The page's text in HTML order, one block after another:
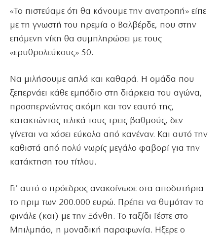
«Το πιστεύαμε ότι θα κάνουμε την ανατροπή» είπε
με τη γνωστή του ηρεμία ο Βαλβέρδε, που στην
επόμενη νίκη θα συμπληρώσει με τους
«ερυθρολεύκους» 50.
Να μιλήσουμε απλά και καθαρά. Η ομάδα που
ξεπερνάει κάθε εμπόδιο στη διάρκεια του αγώνα,
προσπερνώντας ακόμη και τον εαυτό της,
κατακτώντας τελικά τους τρεις βαθμούς, δεν
γίνεται να χάσει εύκολα από κανέναν. Και αυτό την
καθιστά από πολύ νωρίς μεγάλο φαβορί για την
κατάκτηση του τίτλου.
Γι’ αυτό ο πρόεδρος ανακοίνωσε στα αποδυτήρια
το πριμ των 200.000 ευρώ. Πρέπει να θυμόταν το
φινάλε (και) με την Ξάνθη. Το ταξίδι Γέστε στο
Μπιλμπάο, η μοναδική παραφωνία. Ηξερε ο